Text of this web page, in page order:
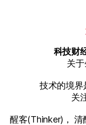
科技财
关
技术的境界
关
醒客(Thinker)，